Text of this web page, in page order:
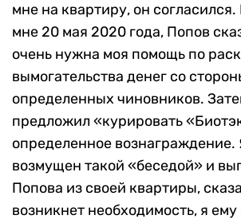
мне на квартиру, он
мне 20 мая 2020 года, Попов
очень нужна моя помощь по
вымогательства денег со
определенных чиновников.
предложил «курировать
определенное
возмущен такой «беседой» и
Попова из своей квартиры,
возникнет необходимость, я